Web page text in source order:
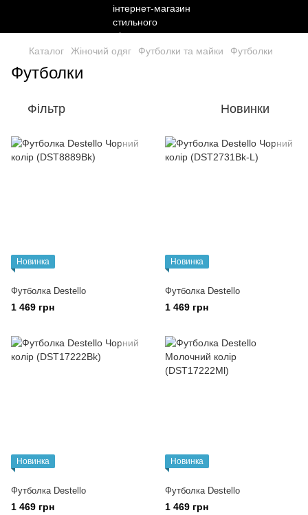
Каталог Жіночий одяг Футболки та майки Футболки
Футболки
Фільтр Новинки
Новинка
Футболка Destello
1 469 грн
Новинка
Футболка Destello
1 469 грн
Новинка
Футболка Destello
1 469 грн
Новинка
Футболка Destello
1 469 грн